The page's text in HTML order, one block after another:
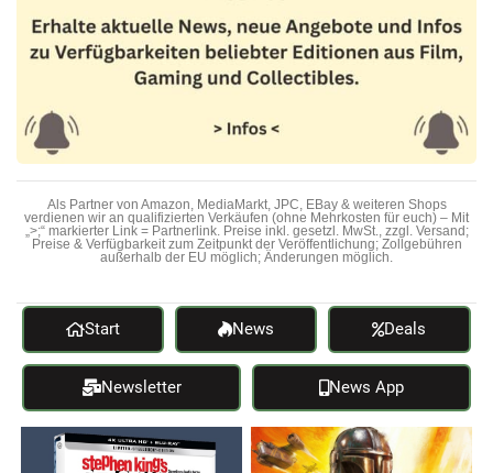
Als Partner von Amazon, MediaMarkt, JPC, EBay & weiteren Shops
verdienen wir an qualifizierten Verkäufen (ohne Mehrkosten für euch) – Mit
„>;“ markierter Link = Partnerlink. Preise inkl. gesetzl. MwSt., zzgl. Versand;
Preise & Verfügbarkeit zum Zeitpunkt der Veröffentlichung; Zollgebühren
außerhalb der EU möglich; Änderungen möglich.
Start News Deals
Newsletter News App